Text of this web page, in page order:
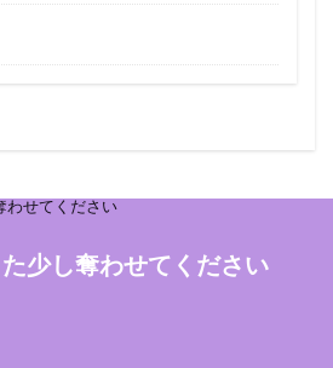
少し奪わせてください